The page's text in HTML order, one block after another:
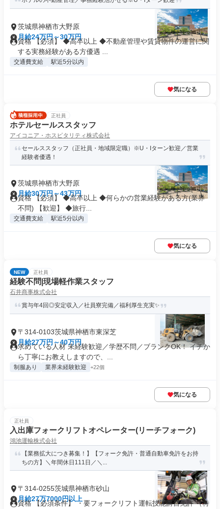
茨城県神栖市大野原
月給24万円～30万円
資格 【必須】 ◆高卒以上 ◆不動産管理や賃貸物件の運営に関
する実務経験がある方優遇 ...
交通費支給 駅近5分以内
気になる
正社員
ホテルセールススタッフ
アイコニア・ホスピタリティ株式会社
セールススタッフ（正社員・地域限定職）※U・Iターン歓迎／営業
経験者優遇！
茨城県神栖市大野原
月給30万円～43万円
資格 【必須】 ◆高卒以上 ◆何らかの営業経験がある方(業界
不問) 【歓迎】 ◆旅行...
交通費支給 駅近5分以内
気になる
NEW 正社員
経験不問|現場軽作業スタッフ
石井商事株式会社
賞与年4回◎安定収入／社員寮完備／福利厚生充実✨
〒314-0103茨城県神栖市東深芝
月給27万円～40万円
求めている人材 未経験歓迎／学歴不問／ブランクOK！ イチか
ら丁寧にお教えしますので、...
制服あり 業界未経験歓迎 +22個
気になる
正社員
入出庫フォークリフトオペレーター(リーチフォーク)
鴻池運輸株式会社
【業務拡大につき募集！】【フォーク免許・普通自動車免許をお持
ちの方】＼年間休日111日／＼...
〒314-0255茨城県神栖市砂山
月給27万7000円以上
資格 【必須条件】 ・要フォークリフト運転技能講習免許 （特